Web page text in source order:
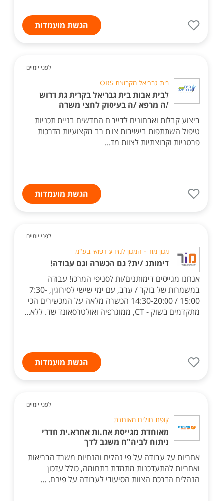
הגשת מועמדות
לפני יומיים
בית גבריאל מקבוצת ORS
לבית אבות בית גבריאל בקרית גת דרוש
/ה מרפא /ה בעיסוק לחצי משרה
ביצוע קבלות ואבחונים לדיירים החדשים בניית תכניות
טיפול השתתפות בישיבות צוות רב מקצועיות הדרכות
פרטניות וקבוצתיות לצוות מד...
הגשת מועמדות
לפני יומיים
מכון מור - המכון למידע רפואי בע"מ
דימותנ /ית? גם הכשרה וגם עבודה!
אנחנו מגייסים דימותנים/ות לסניפי המרכז! עבודה
במשמרות של בוקר / ערב, עם ימי שישי לסירוגין, 7:30-
15:00 / 14:30-20:00 הכשרה מלאה על המכשירים הכי
מתקדמים בשוק - CT, ממוגרפיה ואולטרסאונד שד. ללא...
הגשת מועמדות
לפני יומיים
קופת חולים מאוחדת
מאוחדת מגייסת אח.ות אחרא.ית חדרי
ניתוח לביה"ח משגב לדך
אחריות על עבודה על פי נהלים והנחיות משרד הבריאות
ואחריות להתעדכנות מתמדת בתחומה, כולל עדכון
הנהלים הדרכת הצוות הסיעודי לעבודה על פיהם. ...